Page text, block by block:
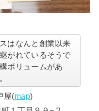
はなんと創業以来
がれているそうで
ボリュームがあ
屋(map)